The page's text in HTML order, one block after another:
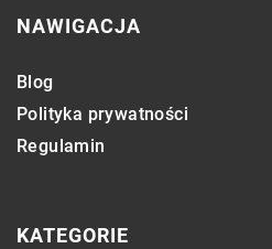
NAWIGACJA
Blog
Polityka prywatności
Regulamin
KATEGORIE